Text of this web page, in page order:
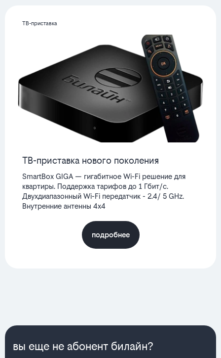
ТВ-приставка
ТВ-приставка нового поколения
SmartBox GIGA — гигабитное Wi-Fi решение для
квартиры. Поддержка тарифов до 1 Гбит/с.
Двухдиапазонный Wi-Fi передатчик - 2.4/ 5 GHz.
Внутренние антенны 4x4
подробнее
вы еще не абонент билайн?